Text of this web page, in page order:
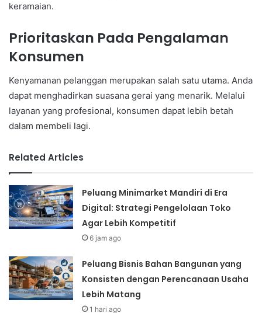
keramaian.
Prioritaskan Pada Pengalaman
Konsumen
Kenyamanan pelanggan merupakan salah satu utama. Anda
dapat menghadirkan suasana gerai yang menarik. Melalui
layanan yang profesional, konsumen dapat lebih betah
dalam membeli lagi.
Related Articles
Peluang Minimarket Mandiri di Era
Digital: Strategi Pengelolaan Toko
Agar Lebih Kompetitif
6 jam ago
Peluang Bisnis Bahan Bangunan yang
Konsisten dengan Perencanaan Usaha
Lebih Matang
1 hari ago